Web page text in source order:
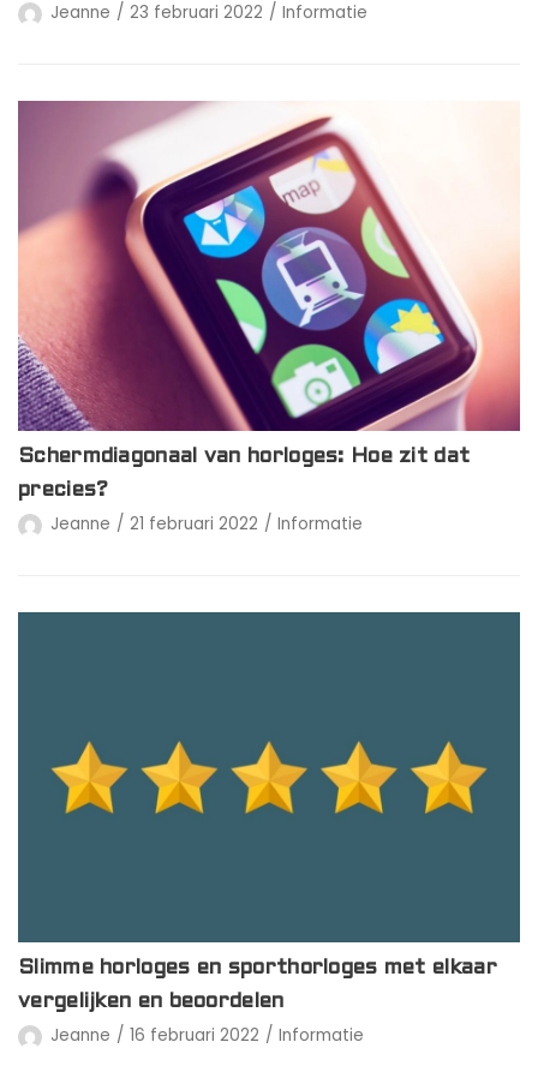
Jeanne 23 februari 2022 Informatie
Schermdiagonaal van horloges: Hoe zit dat
precies?
Jeanne 21 februari 2022 Informatie
Slimme horloges en sporthorloges met elkaar
vergelijken en beoordelen
Jeanne 16 februari 2022 Informatie